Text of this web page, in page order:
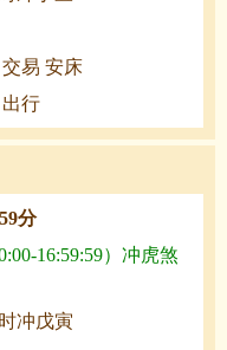
易 安床
行
分
16:59:59）冲虎煞
时冲戊寅